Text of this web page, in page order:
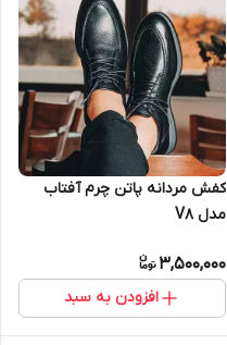
کفش مردانه پاتن چرم آفتاب
مدل V8
3,500,000
افزودن به سبد